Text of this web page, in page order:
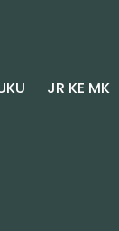
JR KE MK